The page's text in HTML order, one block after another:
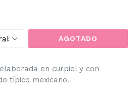
AGOTADO
en curpiel y con
típico mexicano.